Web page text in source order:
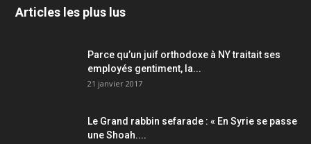
Articles les plus lus
Parce qu’un juif orthodoxe à NY traitait ses
employés gentiment, la...
21 janvier 2017
Le Grand rabbin sefarade : « En Syrie se passe
une Shoah....